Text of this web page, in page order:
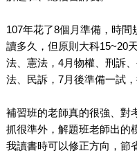
107年花了8個月準備，時
讀多久，但原則大科15~20
法、憲法，4月物權、刑訴
法、民訴，7月後準備一試
補習班的老師真的很強、對
抓很準外，解題班老師出的
我讀書時可以修正方向，節